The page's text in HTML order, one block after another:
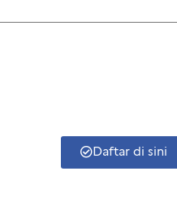
Daftar di sini